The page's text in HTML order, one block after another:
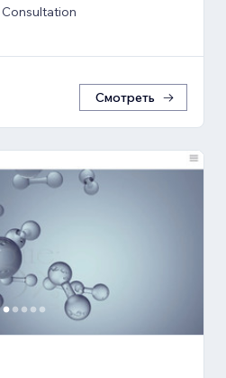
4483 Free Consultation
Смотреть